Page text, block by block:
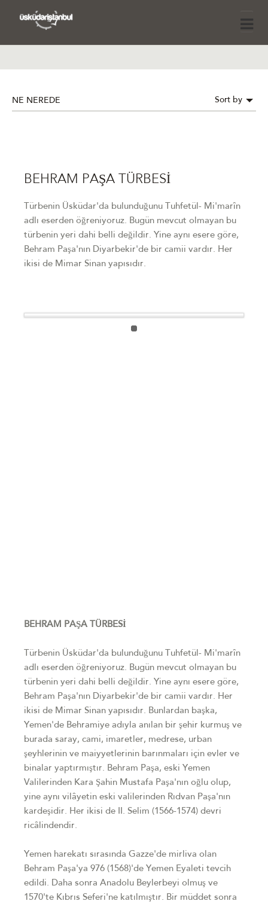
NE NEREDE Sort by
BEHRAM PAŞA TÜRBESİ
Türbenin Üsküdar'da bulunduğunu Tuhfetül- Mi'marîn
adlı eserden öğreniyoruz. Bugün mevcut olmayan bu
türbenin yeri dahi belli değildir. Yine aynı esere göre,
Behram Paşa'nın Diyarbekir'de bir camii vardır. Her
ikisi de Mimar Sinan yapısıdır.
BEHRAM PAŞA TÜRBESİ
Türbenin Üsküdar'da bulunduğunu Tuhfetül- Mi'marîn
adlı eserden öğreniyoruz. Bugün mevcut olmayan bu
türbenin yeri dahi belli değildir. Yine aynı esere göre,
Behram Paşa'nın Diyarbekir'de bir camii vardır. Her
ikisi de Mimar Sinan yapısıdır. Bunlardan başka,
Yemen'de Behramiye adıyla anılan bir şehir kurmuş ve
burada saray, cami, imaretler, medrese, urban
şeyhlerinin ve maiyyetlerinin barınmaları için evler ve
binalar yaptırmıştır. Behram Paşa, eski Yemen
Valilerinden Kara Şahin Mustafa Paşa'nın oğlu olup,
yine aynı vilâyetin eski valilerinden Rıdvan Paşa'nın
kardeşidir. Her ikisi de II. Selim (1566-1574) devri
ricâlindendir.
Yemen harekatı sırasında Gazze'de mirliva olan
Behram Paşa'ya 976 (1568)'de Yemen Eyaleti tevcih
edildi. Daha sonra Anadolu Beylerbeyi olmuş ve
1570'te Kıbrıs Seferi'ne katılmıştır. Bir müddet sonra